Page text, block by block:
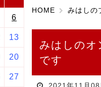
6
13
20
27
HOME みはしの
みはしの
です